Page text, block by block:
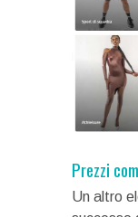
Prezzi
Un altro